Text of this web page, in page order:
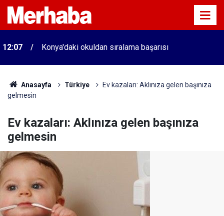
12:07 Konya'daki okuldan sıralama başarısı
Anasayfa Türkiye
Ev kazaları: Aklınıza gelen başınıza
gelmesin
Ev kazaları: Aklınıza gelen başınıza
gelmesin